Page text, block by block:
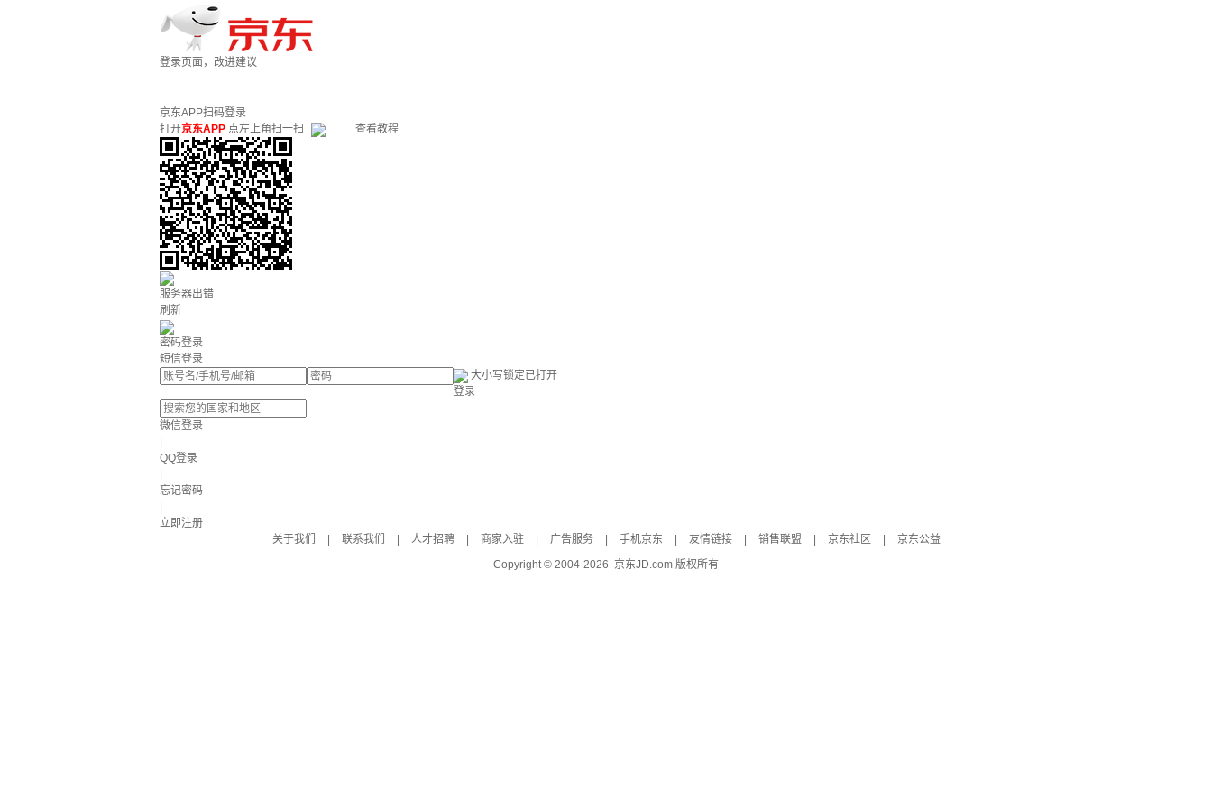
登录页面，改进建议
京东APP扫码登录
打开京东APP 点左上角扫一扫 查看教程
服务器出错
刷新
密码登录
短信登录
大小写锁定已打开
登录
微信登录
QQ登录
忘记密码
立即注册
关于我们
联系我们 人才招聘 商家入驻 广告服务 手机京东 友情链接 销售联盟 京东社区
京东公益
Copyright © 2004-2026 京东JD.com 版权所有